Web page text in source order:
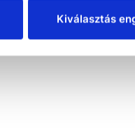
Kiválasztás